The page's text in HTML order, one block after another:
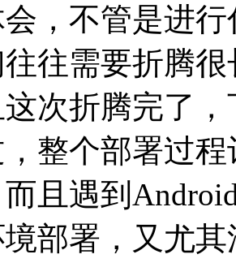
，不管是进
往需要折腾
次折腾完了
整个部署过
且遇到
部署，又尤